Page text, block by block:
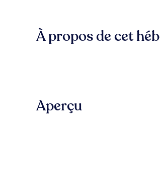
À propos de cet
Aperçu